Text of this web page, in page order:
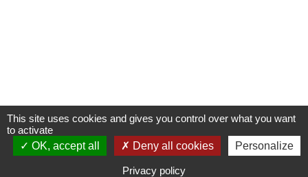
S'INSCRIRE À UNE FORMATION
This site uses cookies and gives you control over what you want
to activate
OK, accept all
Deny all cookies Personalize
Privacy policy